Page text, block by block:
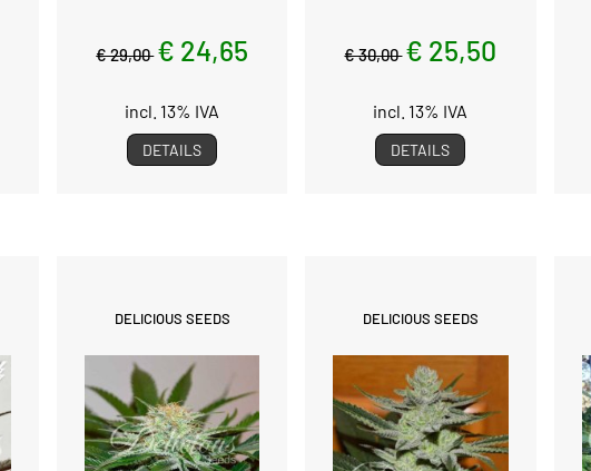
€ 29,00 € 24,65
incl. 13% IVA
DETAILS
€ 30,00€ 25,50
incl. 13% IVA
DETAILS
DELICIOUS SEEDS DELICIOUS SEEDS